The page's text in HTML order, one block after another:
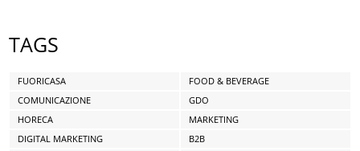
TAGS
FUORICASA
FOOD & BEVERAGE
COMUNICAZIONE
GDO
HORECA
MARKETING
DIGITAL MARKETING
B2B